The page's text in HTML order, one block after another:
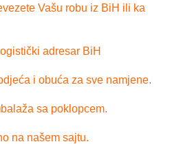
Vašu robu iz BiH ili ka
adresar BiH
i obuća za sve namjene.
sa poklopcem.
na našem sajtu.